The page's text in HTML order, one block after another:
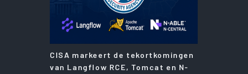
CISA markeert de tekortkomingen
van Langflow RCE, Tomcat en N-